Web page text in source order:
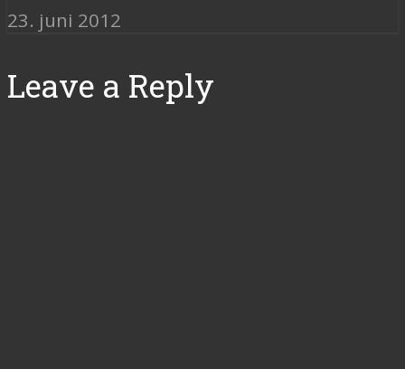
23. juni 2012
Leave a Reply